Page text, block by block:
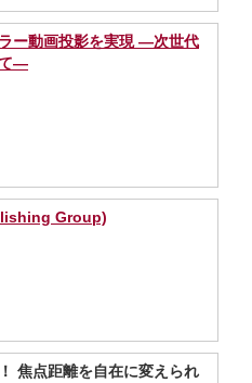
ー動画投影を実現 ―次世代
て―
Group)
焦点距離を自在に変えられ